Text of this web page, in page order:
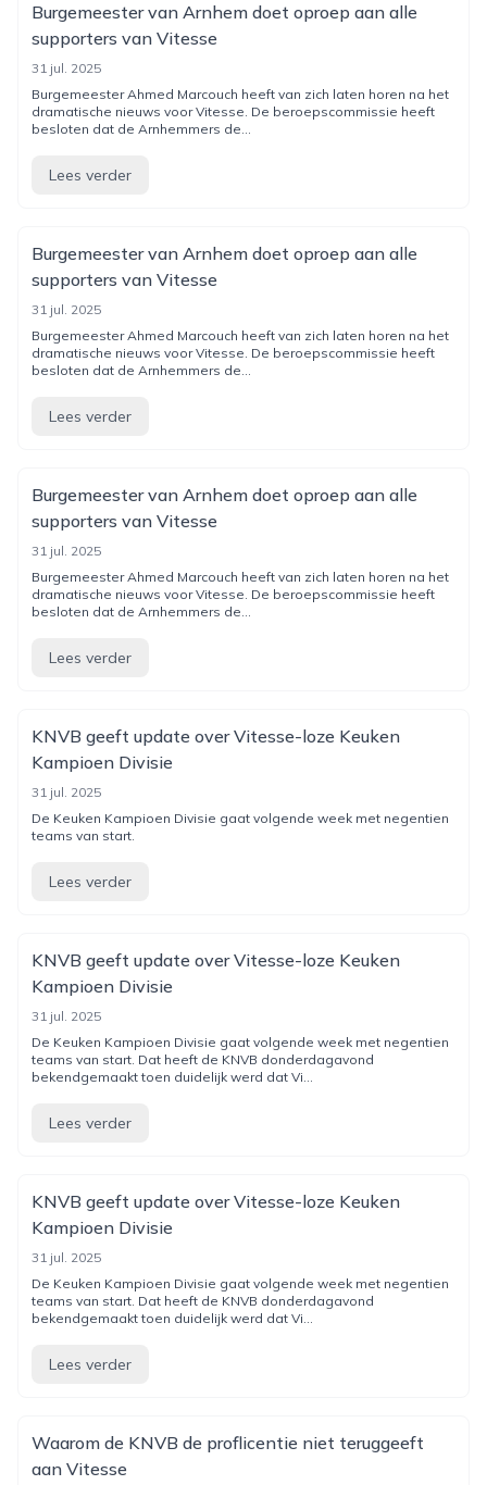
Burgemeester van Arnhem doet oproep aan alle
supporters van Vitesse
31 jul. 2025
Burgemeester Ahmed Marcouch heeft van zich laten horen na het
dramatische nieuws voor Vitesse. De beroepscommissie heeft
besloten dat de Arnhemmers de...
Lees verder
Burgemeester van Arnhem doet oproep aan alle
supporters van Vitesse
31 jul. 2025
Burgemeester Ahmed Marcouch heeft van zich laten horen na het
dramatische nieuws voor Vitesse. De beroepscommissie heeft
besloten dat de Arnhemmers de...
Lees verder
Burgemeester van Arnhem doet oproep aan alle
supporters van Vitesse
31 jul. 2025
Burgemeester Ahmed Marcouch heeft van zich laten horen na het
dramatische nieuws voor Vitesse. De beroepscommissie heeft
besloten dat de Arnhemmers de...
Lees verder
KNVB geeft update over Vitesse-loze Keuken
Kampioen Divisie
31 jul. 2025
De Keuken Kampioen Divisie gaat volgende week met negentien
teams van start.
Lees verder
KNVB geeft update over Vitesse-loze Keuken
Kampioen Divisie
31 jul. 2025
De Keuken Kampioen Divisie gaat volgende week met negentien
teams van start. Dat heeft de KNVB donderdagavond
bekendgemaakt toen duidelijk werd dat Vi...
Lees verder
KNVB geeft update over Vitesse-loze Keuken
Kampioen Divisie
31 jul. 2025
De Keuken Kampioen Divisie gaat volgende week met negentien
teams van start. Dat heeft de KNVB donderdagavond
bekendgemaakt toen duidelijk werd dat Vi...
Lees verder
Waarom de KNVB de proflicentie niet teruggeeft
aan Vitesse